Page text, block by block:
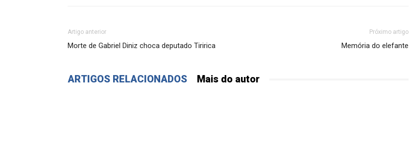
Artigo anterior
Morte de Gabriel Diniz choca deputado Tiririca
Próximo artigo
Memória do elefante
ARTIGOS RELACIONADOS Mais do autor